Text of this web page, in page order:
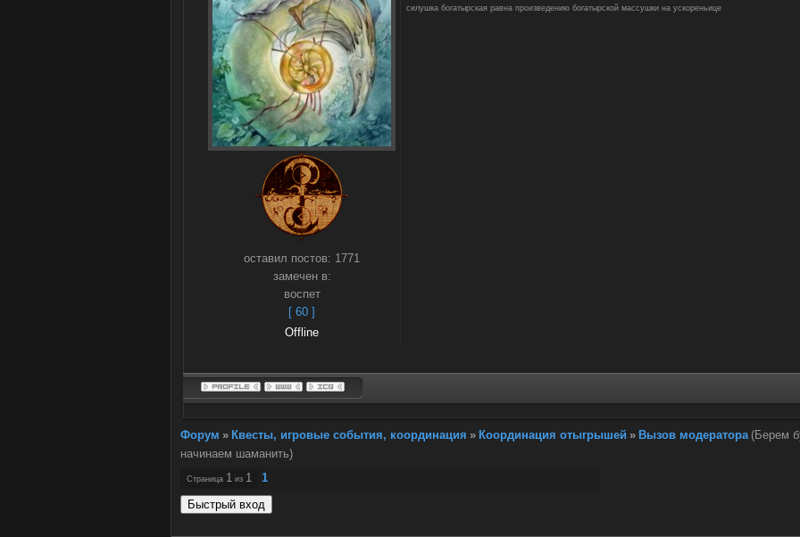
оставил постов: 1771
замечен в:
воспет
[ 60 ]
Offline
силушка богатырская равна произведению богатырской массушки на ускореньице
Форум » Квесты, игровые события, координация » Координация отыгрышей » Вызов модератора (Берем
начинаем шаманить)
Страница 1 из 1 1